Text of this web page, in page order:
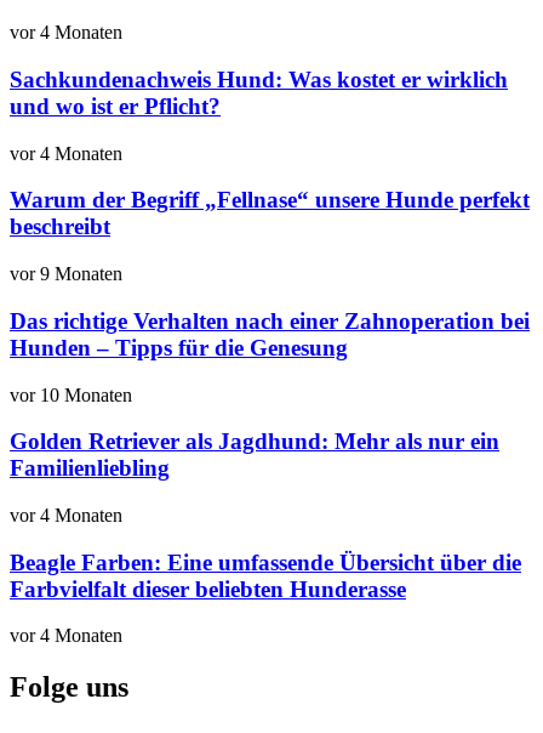
vor 4 Monaten
Sachkundenachweis Hund: Was kostet er wirklich
und wo ist er Pflicht?
vor 4 Monaten
Warum der Begriff „Fellnase“ unsere Hunde perfekt
beschreibt
vor 9 Monaten
Das richtige Verhalten nach einer Zahnoperation bei
Hunden – Tipps für die Genesung
vor 10 Monaten
Golden Retriever als Jagdhund: Mehr als nur ein
Familienliebling
vor 4 Monaten
Beagle Farben: Eine umfassende Übersicht über die
Farbvielfalt dieser beliebten Hunderasse
vor 4 Monaten
Folge uns